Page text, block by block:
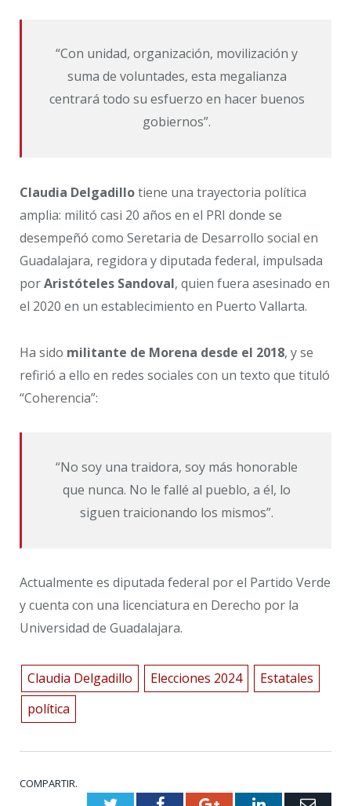
“Con unidad, organización, movilización y
suma de voluntades, esta megalianza
centrará todo su esfuerzo en hacer buenos
gobiernos”.
Claudia Delgadillotiene una trayectoria política
amplia: militó casi 20 años en el PRI donde se
desempeñó como Seretaria de Desarrollo social en
Guadalajara, regidora y diputada federal, impulsada
porAristóteles Sandoval, quien fuera asesinado en
el 2020 en un establecimiento en Puerto Vallarta.
Ha sido militante de Morena desde el 2018, y se
refirió a ello en redes sociales con un texto que tituló
“Coherencia”:
“No soy una traidora, soy más honorable
que nunca. No le fallé al pueblo, a él, lo
siguen traicionando los mismos”.
Actualmente es diputada federal por el Partido Verde
y cuenta con una licenciatura en Derecho por la
Universidad de Guadalajara.
Claudia Delgadillo Elecciones 2024
Estatales
política
COMPARTIR.